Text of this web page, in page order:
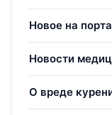
Новое на
Новости
О вреде